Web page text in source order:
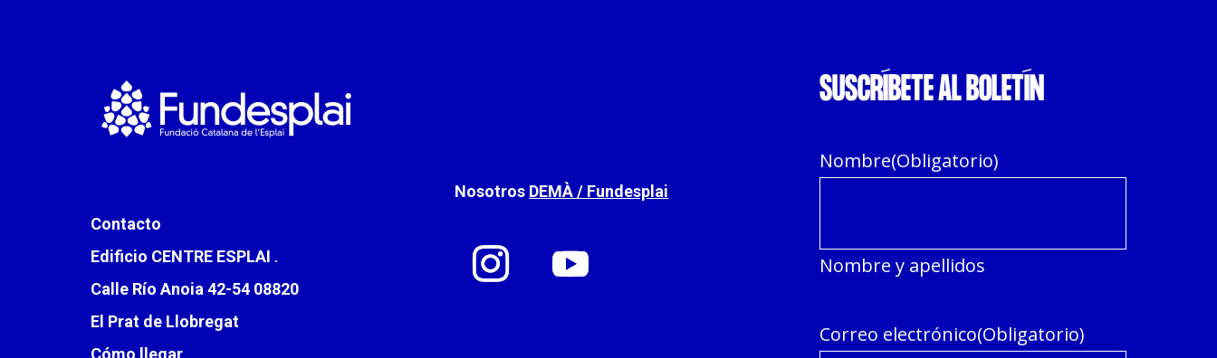
Contacto
Edificio CENTRE ESPLAI .
Calle Río Anoia 42-54 08820
El Prat de Llobregat
Cómo llegar
Nosotros DEMÀ / Fundesplai
SUSCRÍBETE AL BOLETÍN
Nombre(Obligatorio)
Nombre y apellidos
Correo electrónico(Obligatorio)